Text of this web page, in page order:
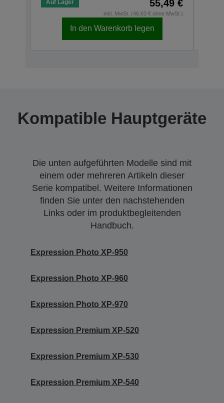
Auf Lager 55,49 €
inkl. MwSt. (46,63 € ohne MwSt.)
In den Warenkorb legen
Kompatible Hauptgeräte
Die unten aufgeführten Modelle sind mit
einem oder mehreren Artikeln dieser
Serie kompatibel. Weitere Informationen
finden Sie unter den nachstehenden
Links oder im produktbegleitenden
Handbuch.
Expression Photo XP-950
Expression Photo XP-960
Expression Photo XP-970
Expression Premium XP-520
Expression Premium XP-530
Expression Premium XP-540